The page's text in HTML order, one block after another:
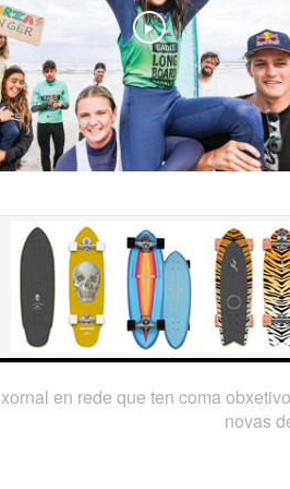
Play
en rede que ten coma
novas